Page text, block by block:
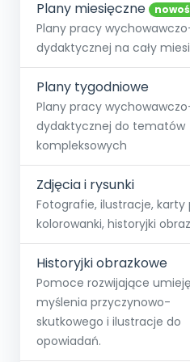
Społeczność
+48 12 631 04 10
O miesięczniku
Strona główna
O Akademii
Poznaj pakiet MAX
Testuj przez 7 dni
Wszystkie projekty
Skontaktuj się
Dodaj wpis
Plany miesięczne
Plany pracy
dydaktycznej na cały
Plany tygodniowe
Plany pracy
dydaktycznej do tematów
kompleksowych
Zdjęcia i rysunki
Fotografie, ilustracje, karty
kolorowanki, historyjki
Historyjki obrazkowe
Pomoce rozwijające
myślenia przyczynowo-
skutkowego i ilustracje do
opowiadań.